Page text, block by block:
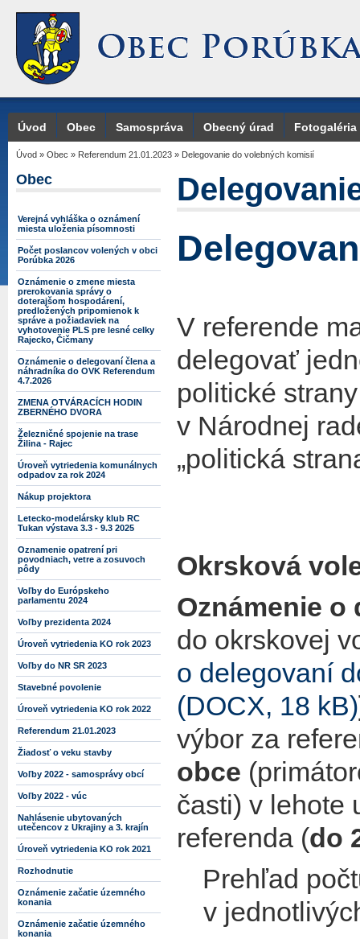
Úvod Obec Samospráva Obecný úrad Fotogaléria
Úvod » Obec » Referendum 21.01.2023 » Delegovanie do volebných komisií
Obec
Verejná vyhláška o oznámení
miesta uloženia písomnosti
Počet poslancov volených v obci
Porúbka 2026
Oznámenie o zmene miesta
prerokovania správy o
doterajšom hospodárení,
predložených pripomienok k
správe a požiadaviek na
vyhotovenie PLS pre lesné celky
Rajecko, Čičmany
Oznámenie o delegovaní člena a
náhradníka do OVK Referendum
4.7.2026
ZMENA OTVÁRACÍCH HODIN
ZBERNÉHO DVORA
Železničné spojenie na trase
Žilina - Rajec
Úroveň vytriedenia komunálnych
odpadov za rok 2024
Nákup projektora
Letecko-modelársky klub RC
Tukan výstava 3.3 - 9.3 2025
Oznamenie opatrení pri
povodniach, vetre a zosuvoch
pôdy
Voľby do Európskeho
parlamentu 2024
Voľby prezidenta 2024
Úroveň vytriedenia KO rok 2023
Voľby do NR SR 2023
Stavebné povolenie
Úroveň vytriedenia KO rok 2022
Referendum 21.01.2023
Žiadosť o veku stavby
Voľby 2022 - samosprávy obcí
Voľby 2022 - vúc
Nahlásenie ubytovaných
utečencov z Ukrajiny a 3. krajín
Úroveň vytriedenia KO rok 2021
Rozhodnutie
Oznámenie začatie územného
konania
Oznámenie začatie územného
konania
V referende
delegovať
politické
v Národnej
„politická
Okrsková
Oznámenie o
do okrskovej
o delegovaní
(DOCX, 18 kB)
výbor za
obce
časti) v lehote
referenda (do
Prehľad
v